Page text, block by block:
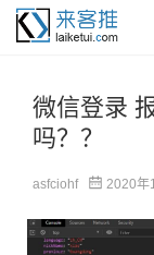
微信登录
吗？？
asfciohf 2020年